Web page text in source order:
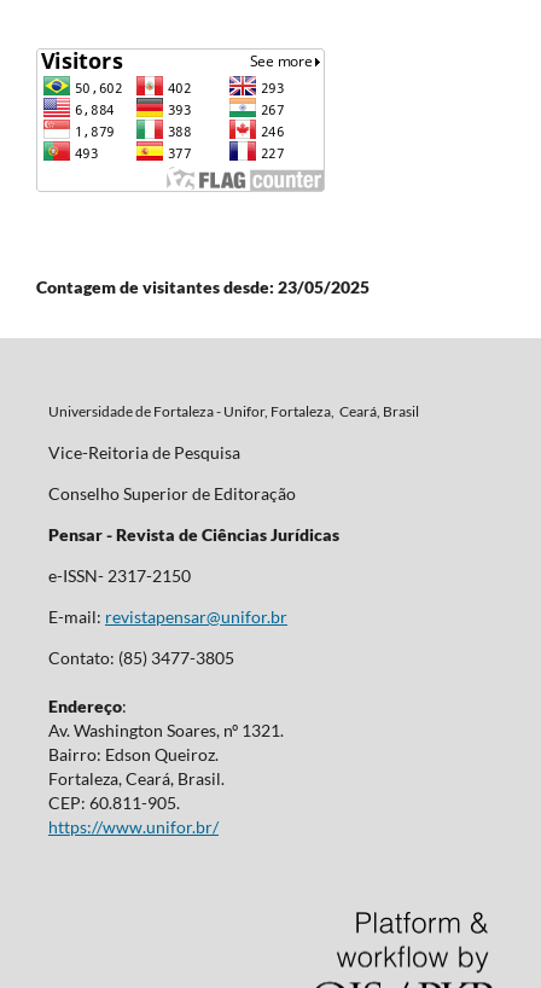
Contagem de visitantes desde: 23/05/2025
Universidade de Fortaleza - Unifor, Fortaleza, Ceará, Brasil
Vice-Reitoria de Pesquisa
Conselho Superior de Editoração
Pensar - Revista de Ciências Jurídicas
e-ISSN- 2317-2150
E-mail: revistapensar@unifor.br
Contato: (85) 3477-3805
Endereço:
Av. Washington Soares, nº 1321.
Bairro: Edson Queiroz.
Fortaleza, Ceará, Brasil.
CEP: 60.811-905.
https://www.unifor.br/